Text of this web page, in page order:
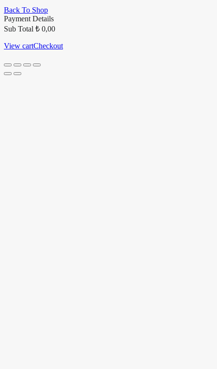
Back To Shop
Payment Details
Sub Total ₺ 0,00
View cartCheckout